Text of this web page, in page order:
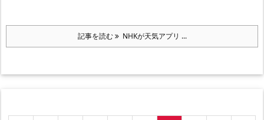
記事を読む NHKが天気アプリ ...